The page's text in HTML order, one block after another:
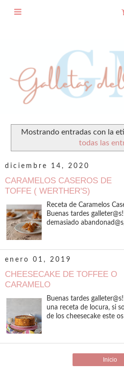
Mostrando entradas con la
todas las
diciembre 14, 2020
CARAMELOS CASEROS DE
TOFFE ( WERTHER'S)
Receta de Caramelos
Buenas tardes
demasiado
enero 01, 2019
CHEESECAKE DE TOFFEE O
CARAMELO
Buenas tardes
una receta de locura, si
de los cheesecake este
Inicio